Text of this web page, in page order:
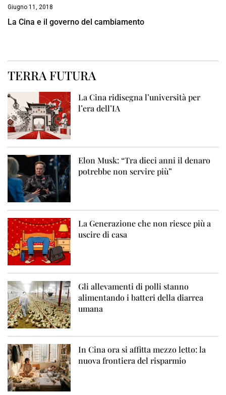
Giugno 11, 2018
La Cina e il governo del cambiamento
TERRA FUTURA
La Cina ridisegna l’università per
l’era dell’IA
Elon Musk: “Tra dieci anni il denaro
potrebbe non servire più”
La Generazione che non riesce più a
uscire di casa
Gli allevamenti di polli stanno
alimentando i batteri della diarrea
umana
In Cina ora si affitta mezzo letto: la
nuova frontiera del risparmio